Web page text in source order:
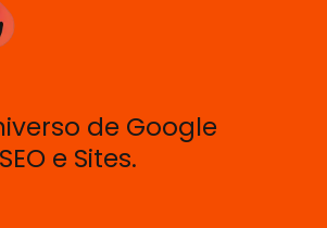
de Google
e Sites.